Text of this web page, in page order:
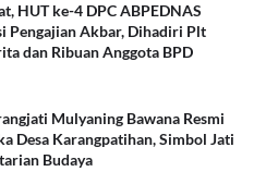
HUT ke-4 DPC ABPEDNAS
Pengajian Akbar, Dihadiri Plt
dan Ribuan Anggota BPD
Mulyaning Bawana Resmi
Desa Karangpatihan, Simbol Jati
Budaya